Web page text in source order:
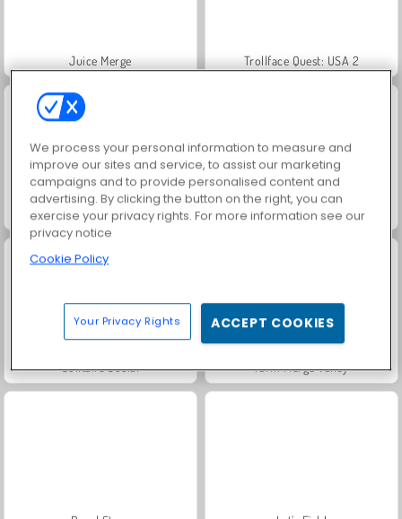
Juice Merge Trollface Quest: USA 2
Masha and the Bear: Meadows Scala 40
Solitaire Social Farm Merge Valley
We process your personal information to measure and
improve our sites and service, to assist our marketing
campaigns and to provide personalised content and
advertising. By clicking the button on the right, you can
exercise your privacy rights. For more information see our
privacy notice
Cookie Policy
Your Privacy Rights ACCEPT COOKIES